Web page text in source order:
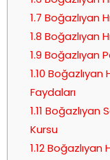
1.7 Boğazlıyan
1.8 Boğazlıyan
1.9 Boğazlıyan
1.10 Boğazlıyan
Faydaları
1.11 Boğazlıyan
Kursu
1.12Boğazlıyan